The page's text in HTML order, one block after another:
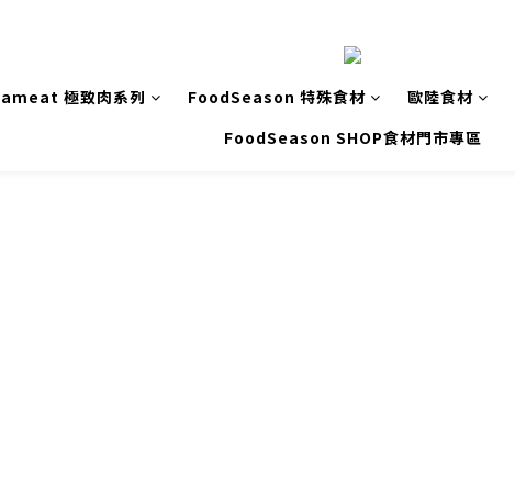
極致肉系列 FoodSeason 特殊食材 歐陸食材
FoodSeason SHOP食材門市專區